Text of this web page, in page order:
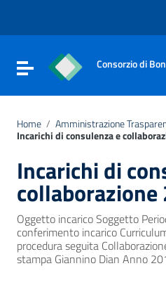
Vai al footer
Attiva / disattiva laConsorzio di
Home / Amministrazione
Incarichi di consulenza e
Incarichi di
collaborazione
Oggetto incarico Soggetto
conferimento incarico
procedura seguita
stampa Giannino Dian Anno